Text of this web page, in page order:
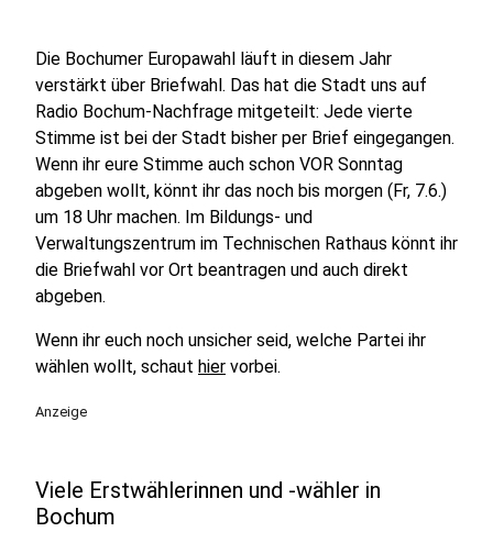
Die Bochumer Europawahl läuft in diesem Jahr
verstärkt über Briefwahl. Das hat die Stadt uns auf
Radio Bochum-Nachfrage mitgeteilt: Jede vierte
Stimme ist bei der Stadt bisher per Brief eingegangen.
Wenn ihr eure Stimme auch schon VOR Sonntag
abgeben wollt, könnt ihr das noch bis morgen (Fr, 7.6.)
um 18 Uhr machen. Im Bildungs- und
Verwaltungszentrum im Technischen Rathaus könnt ihr
die Briefwahl vor Ort beantragen und auch direkt
abgeben.
Wenn ihr euch noch unsicher seid, welche Partei ihr
wählen wollt, schaut hier vorbei.
Anzeige
Viele Erstwählerinnen und -wähler in
Bochum